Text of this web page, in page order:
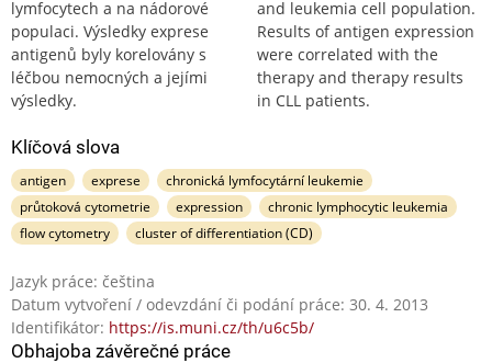
lymfocytech a na nádorové
populaci. Výsledky exprese
antigenů byly korelovány s
léčbou nemocných a jejími
výsledky.
and leukemia cell population.
Results of antigen expression
were correlated with the
therapy and therapy results
in CLL patients.
Klíčová slova
antigen exprese
chronická lymfocytární leukemie
průtoková cytometrie
expression
chronic lymphocytic leukemia
flow cytometry
cluster of differentiation (CD)
Jazyk práce: čeština
Datum vytvoření / odevzdání či podání práce: 30. 4. 2013
Identifikátor: https://is.muni.cz/th/u6c5b/
Obhajoba závěrečné práce